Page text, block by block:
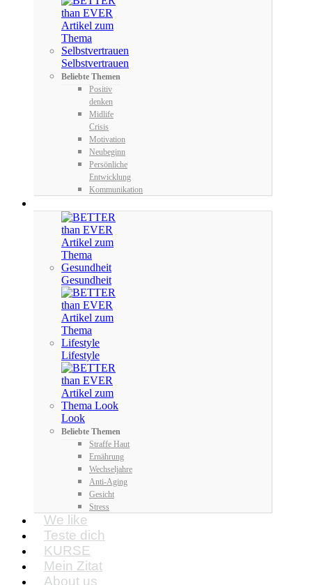
Selbstvertrauen
Beliebte Themen
Positiv
denken
Midlife
Crisis
Motivation
Neubeginn
Persönliche
Entwicklung
Kommunikation
Gesundheit
Lifestyle
Look
Beliebte Themen
Straffe Haut
Ernährung
Wechseljahre
Anti-Aging
Gesicht
Stress
We like
Teste dich
KURSE
Mein Zitat
About us